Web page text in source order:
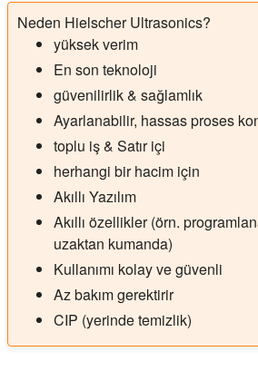
Neden Hielscher Ultrasonics?
yüksek verim
En son teknoloji
güvenilirlik & sağlamlık
Ayarlanabilir, hassas proses
toplu iş & Satır içi
herhangi bir hacim için
Akıllı Yazılım
Akıllı özellikler (örn.
uzaktan kumanda)
Kullanımı kolay ve güvenli
Az bakım gerektirir
CIP (yerinde temizlik)